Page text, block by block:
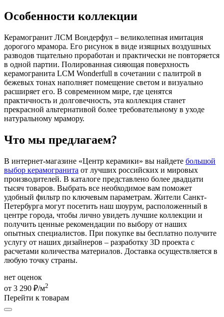
Особенности коллекции
Керамогранит ЛСМ Вондерфул – великолепная имитация
дорогого мрамора. Его рисунок в виде изящных воздушных
разводов тщательно проработан и практически не повторяется
в одной партии. Полированная сияющая поверхность
керамогранита LCM Wonderfull в сочетании с палитрой в
бежевых тонах наполняет помещение светом и визуально
расширяет его. В современном мире, где ценятся
практичность и долговечность, эта коллекция станет
прекрасной альтернативой более требовательному в уходе
натуральному мрамору.
Что мы предлагаем?
В интернет-магазине «Центр керамики» вы найдете большой
выбор керамогранита от лучших российских и мировых
производителей. В каталоге представлено более двадцати
тысяч товаров. Выбрать все необходимое вам поможет
удобный фильтр по ключевым параметрам. Жители Санкт-
Петербурга могут посетить наш шоурум, расположенный в
центре города, чтобы лично увидеть лучшие коллекции и
получить ценные рекомендации по выбору от наших
опытных специалистов. При покупке вы бесплатно получите
услугу от наших дизайнеров – разработку 3D проекта с
расчетами количества материалов. Доставка осуществляется в
любую точку страны.
нет оценок
от 3 290 ₽/м2
Перейти к товарам